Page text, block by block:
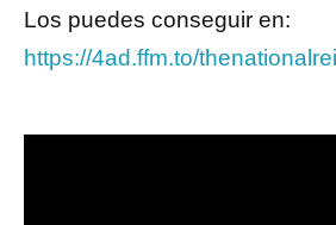
Los puedes conseguir en:
https://4ad.ffm.to/